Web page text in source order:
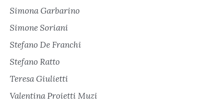
Simona Garbarino
Simone Soriani
Stefano De Franchi
Stefano Ratto
Teresa Giulietti
Valentina Proietti Muzi